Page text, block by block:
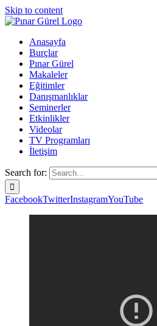
Skip to content
Anasayfa
Burçlar
Pınar Gürel
Makaleler
Eğitimler
Danışmanlıklar
Seminerler
Etkinlikler
Videolar
TV Programları
İletişim
Search for:
FacebookTwitterInstagramYouTube